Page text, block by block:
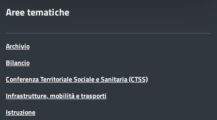
Aree tematiche
Archivio
Bilancio
Conferenza Territoriale Sociale e Sanitaria (CTSS)
Infrastrutture, mobilità e trasporti
Istruzione